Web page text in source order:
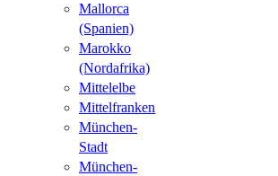
Mallorca
(Spanien)
Marokko
(Nordafrika)
Mittelelbe
Mittelfranken
München-
Stadt
München-